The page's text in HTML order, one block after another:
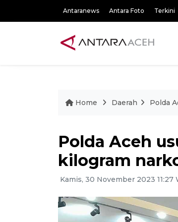
Antaranews Antara Foto Terkini
Home Daerah Polda
Polda Aceh
kilogram
Kamis, 30 November 2023 11:27